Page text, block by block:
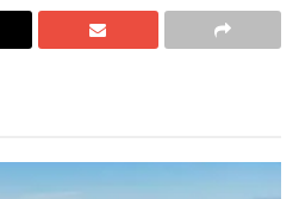
orientavimosi
stalo teniso sporto
būti keturi olimpiečiai